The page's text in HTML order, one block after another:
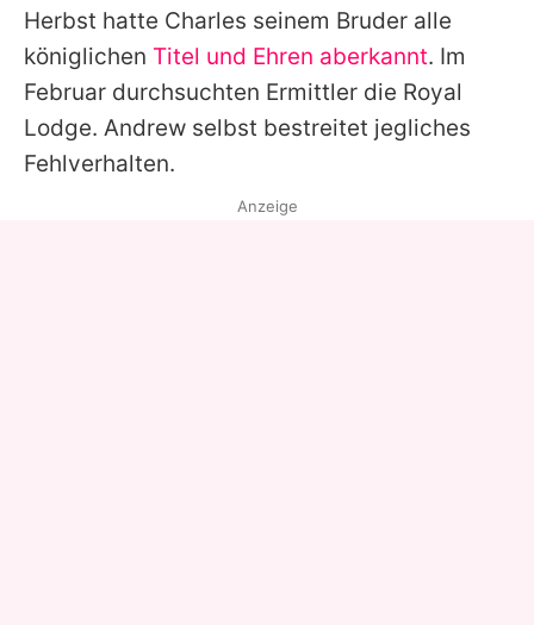
Herbst hatte Charles seinem Bruder alle
königlichen Titel und Ehren aberkannt. Im
Februar durchsuchten Ermittler die Royal
Lodge. Andrew selbst bestreitet jegliches
Fehlverhalten.
Anzeige